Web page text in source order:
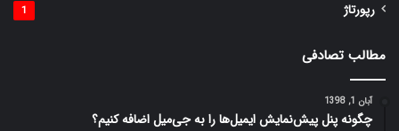
رپورتاژ 1
مطالب تصادفی
آبان 1, 1398
چگونه پنل پیش‌نمایش ایمیل‌ها را به جی‌میل اضافه کنیم؟